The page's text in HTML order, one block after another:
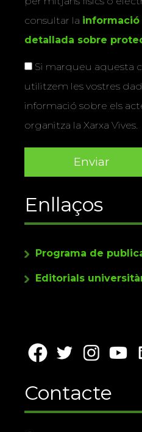
consultar la
detallada sobre
Si marqueu aquesta
utilitzem les vostres
informació sobre els
organitza la Xarxa Vives.
Enllaços
Programa de
Editorials
Contacte